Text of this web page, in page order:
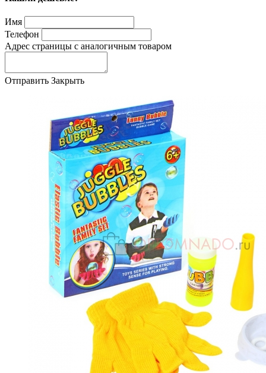
Имя
Телефон
Адрес страницы с аналогичным товаром
Отправить Закрыть